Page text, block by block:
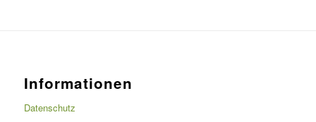
Informationen
Datenschutz